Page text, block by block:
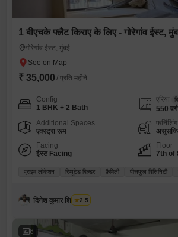
1 बीएचके फ्लैट किराए के लिए - गोरेगांव ईस्ट,
गोरेगांव ईस्ट, मुंबई
₹ 35,000 / प्रति महीने
Config
1 BHK + 2 Bath
एरिया
550
Additional Spaces
एक्स्ट्रा रूम
Facing
ईस्ट Facing
Floor
7th of
प्राइम लोकेशन रिप्यूटेड बिल्डर फ़ैमिली पीसफुल विसिनिटी
दिनेश कुमार शिवंदासोन
2.5
6